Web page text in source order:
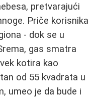
pretvarajući
Priče korisnika
- dok se u
gas smatra
kotira kao
od 55 kvadrata u
umeo je da bude i